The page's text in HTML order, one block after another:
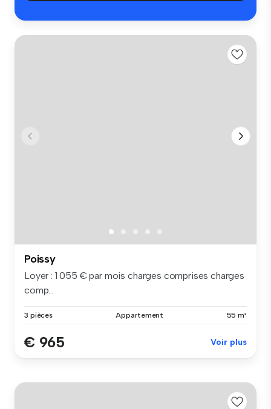
Poissy
Loyer : 1 055 € par mois charges comprises charges
comp...
3 pièces Appartement 55 m²
€ 965 Voir plus